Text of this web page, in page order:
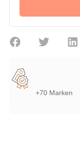
+70 Marken